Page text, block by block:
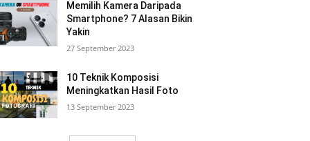
Memilih Kamera Daripada
Smartphone? 7 Alasan Bikin
Yakin
27 September 2023
10 Teknik Komposisi
Meningkatkan Hasil Foto
13 September 2023